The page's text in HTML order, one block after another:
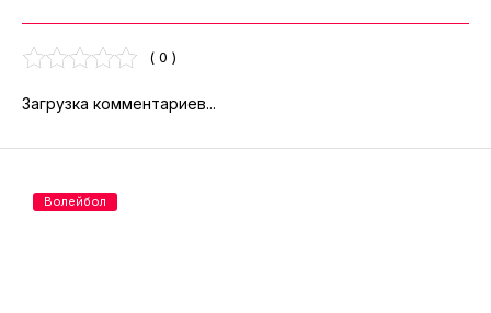
( 0 )
Загрузка комментариев...
Волейбол